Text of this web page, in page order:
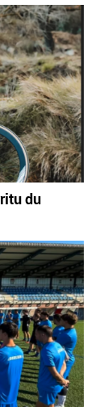
eta
hori
Gehiago
du